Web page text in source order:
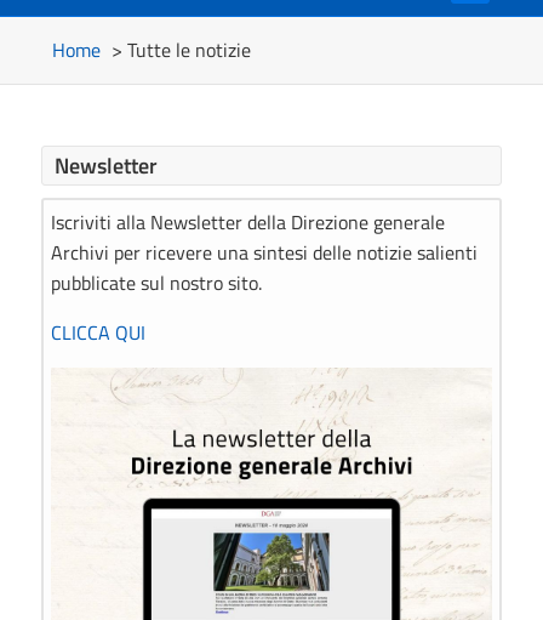
Home > Tutte le notizie
Newsletter
Iscriviti alla Newsletter della Direzione generale
Archivi per ricevere una sintesi delle notizie salienti
pubblicate sul nostro sito.
CLICCA QUI